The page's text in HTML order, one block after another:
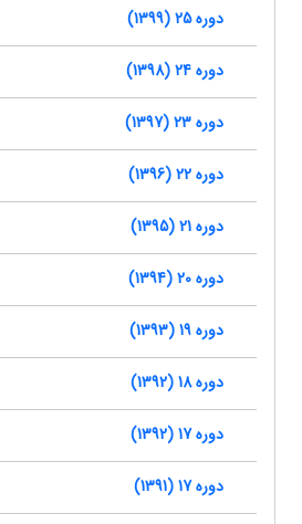
دوره 25 (1399)
دوره 24 (1398)
دوره 23 (1397)
دوره 22 (1396)
دوره 21 (1395)
دوره 20 (1394)
دوره 19 (1393)
دوره 18 (1392)
دوره 17 (1392)
دوره 17 (1391)